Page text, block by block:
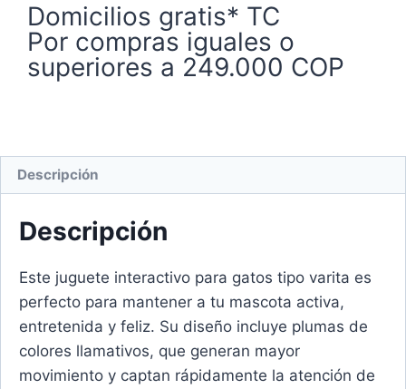
Domicilios gratis* TC
Por compras iguales o
superiores a 249.000 COP
Descripción
Descripción
Este juguete interactivo para gatos tipo varita es
perfecto para mantener a tu mascota activa,
entretenida y feliz. Su diseño incluye plumas de
colores llamativos, que generan mayor
movimiento y captan rápidamente la atención de